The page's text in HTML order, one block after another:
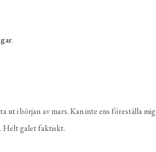
.
ut i början av mars. Kan inte ens föreställa mig
Helt galet faktiskt.